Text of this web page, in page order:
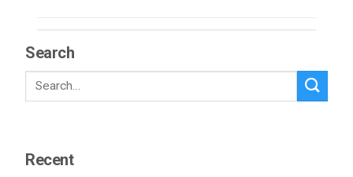
Search
Recent